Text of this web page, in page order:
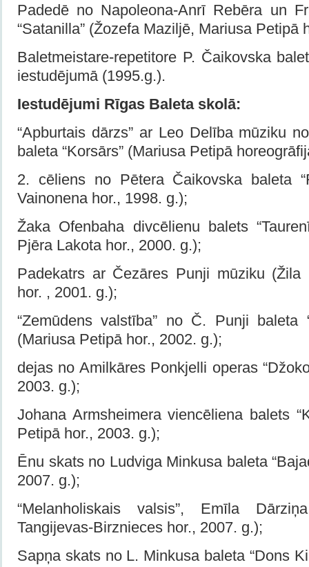
Padedē no Napoleona-Anrī Rebēra un
“Satanilla” (Žozefa Maziljē, Mariusa Petipā
Baletmeistare-repetitore P. Čaikovska
iestudējumā (1995.g.).
Iestudējumi Rīgas Baleta skolā:
“Apburtais dārzs” ar Leo Delība mūziku
baleta “Korsārs” (Mariusa Petipā
2. cēliens no Pētera Čaikovska baleta
Vainonena hor., 1998. g.);
Žaka Ofenbaha divcēlienu balets
Pjēra Lakota hor., 2000. g.);
Padekatrs ar Čezāres Punji mūziku (Žila
hor. , 2001. g.);
“Zemūdens valstība” no Č. Punji baleta
(Mariusa Petipā hor., 2002. g.);
dejas no Amilkāres Ponkjelli operas
2003. g.);
Johana Armsheimera viencēliena balets
Petipā hor., 2003. g.);
Ēnu skats no Ludviga Minkusa baleta
2007. g.);
“Melanholiskais valsis”, Emīla
Tangijevas-Birznieces hor., 2007. g.);
Sapņa skats no L. Minkusa baleta “Dons